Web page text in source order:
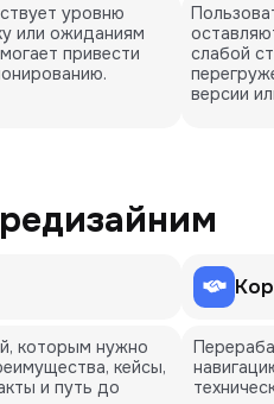
уровню
или ожиданиям
привести
слабой
версии
которым нужно
кейсы,
и путь до